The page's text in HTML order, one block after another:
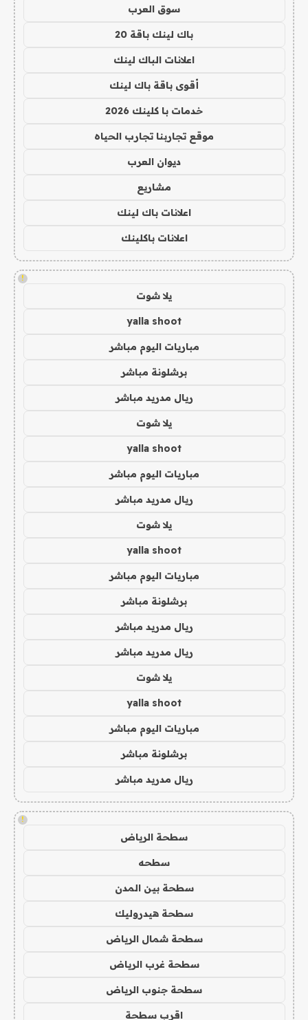
سوق العرب
باك لينك باقة 20
اعلانات الباك لينك
أقوى باقة باك لينك
خدمات با كلينك 2026
موقع تجاربنا تجارب الحياه
ديوان العرب
مشاريع
اعلانات باك لينك
اعلانات باكلينك
!
يلا شوت
yalla shoot
مباريات اليوم مباشر
برشلونة مباشر
ريال مدريد مباشر
يلا شوت
yalla shoot
مباريات اليوم مباشر
ريال مدريد مباشر
يلا شوت
yalla shoot
مباريات اليوم مباشر
برشلونة مباشر
ريال مدريد مباشر
ريال مدريد مباشر
يلا شوت
yalla shoot
مباريات اليوم مباشر
برشلونة مباشر
ريال مدريد مباشر
!
سطحة الرياض
سطحه
سطحة بين المدن
سطحة هيدروليك
سطحة شمال الرياض
سطحة غرب الرياض
سطحة جنوب الرياض
اقرب سطحة